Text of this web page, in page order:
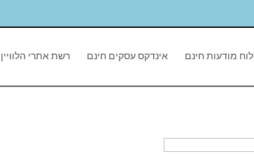
לוח מודעות חינם אינדקס עסקים חינם רשת אתרי הלוויין